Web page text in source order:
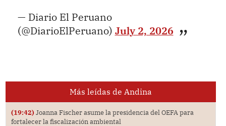
— Diario El Peruano
(@DiarioElPeruano) July 2, 2026
Más leídas de Andina
(19:42) Joanna Fischer asume la presidencia del OEFA para
fortalecer la fiscalización ambiental